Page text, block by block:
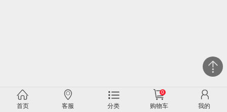
首页 客服 分类
0
购物车 我的
关闭